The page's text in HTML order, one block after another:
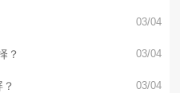
03/04
？ 03/04
03/04